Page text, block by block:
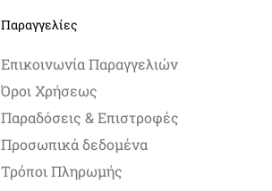
Παραγγελίες
Επικοινωνία Παραγγελιών
Όροι Χρήσεως
Παραδόσεις & Επιστροφές
Προσωπικά δεδομένα
Τρόποι Πληρωμής